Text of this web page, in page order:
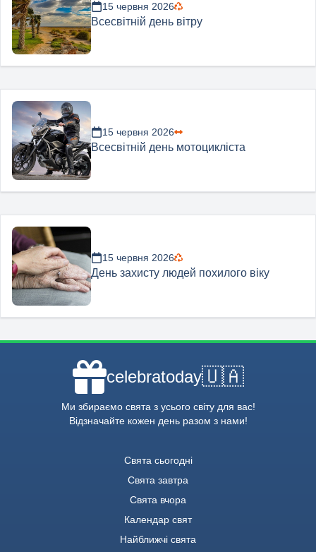
15 червня 2026
Всесвітній день вітру
15 червня 2026
Всесвітній день мотоцикліста
15 червня 2026
День захисту людей похилого віку
celebratoday🇺🇦
Ми збираємо свята з усього світу для вас!
Відзначайте кожен день разом з нами!
Свята сьогодні
Свята завтра
Свята вчора
Календар свят
Найближчі свята